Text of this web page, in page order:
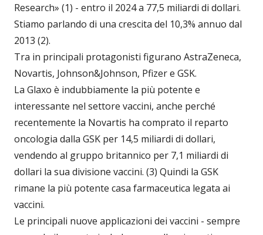
Research» (1) - entro il 2024 a 77,5 miliardi di dollari.
Stiamo parlando di una crescita del 10,3% annuo dal
2013 (2).
Tra in principali protagonisti figurano AstraZeneca,
Novartis, Johnson&Johnson, Pfizer e GSK.
La Glaxo è indubbiamente la più potente e
interessante nel settore vaccini, anche perché
recentemente la Novartis ha comprato il reparto
oncologia dalla GSK per 14,5 miliardi di dollari,
vendendo al gruppo britannico per 7,1 miliardi di
dollari la sua divisione vaccini. (3) Quindi la GSK
rimane la più potente casa farmaceutica legata ai
vaccini.
Le principali nuove applicazioni dei vaccini - sempre